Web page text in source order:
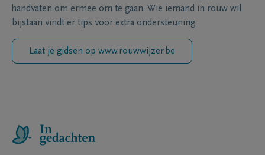
handvaten om ermee om te gaan. Wie iemand in rouw wil
bijstaan vindt er tips voor extra ondersteuning.
Laat je gidsen op www.rouwwijzer.be